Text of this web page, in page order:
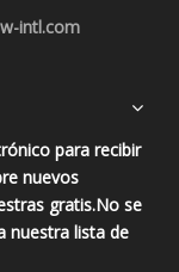
intl.com
para recibir
nuevos
gratis.No se
nuestra lista de